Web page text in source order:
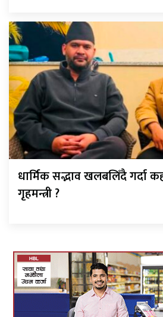
धार्मिक सद्भाव खलबलिँदै गर्दा
गृहमन्त्री ?